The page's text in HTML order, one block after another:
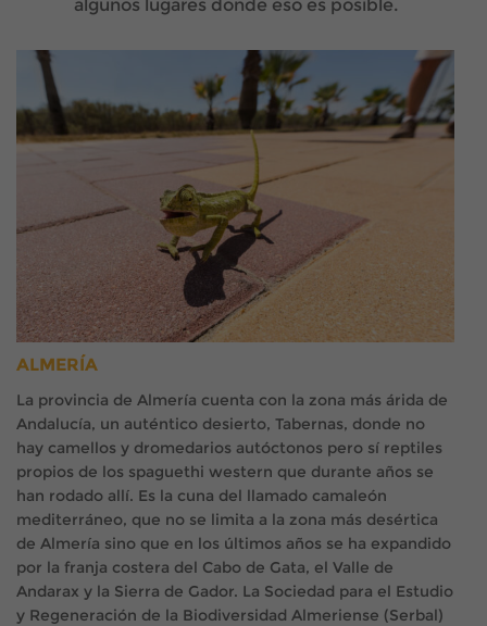
algunos lugares donde eso es posible.
ALMERÍA
La provincia de Almería cuenta con la zona más árida de
Andalucía, un auténtico desierto, Tabernas, donde no
hay camellos y dromedarios autóctonos pero sí reptiles
propios de los spaguethi western que durante años se
han rodado allí. Es la cuna del llamado camaleón
mediterráneo, que no se limita a la zona más desértica
de Almería sino que en los últimos años se ha expandido
por la franja costera del Cabo de Gata, el Valle de
Andarax y la Sierra de Gador. La Sociedad para el Estudio
y Regeneración de la Biodiversidad Almeriense (Serbal)